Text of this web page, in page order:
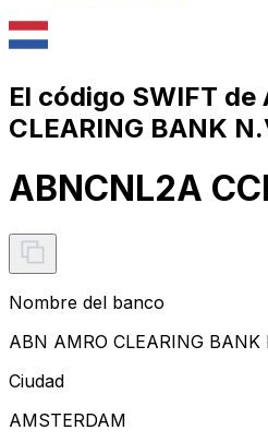
El código SWIFT de
CLEARING BANK
ABNCNL2A
Nombre del banco
ABN AMRO CLEARING BANK
Ciudad
AMSTERDAM